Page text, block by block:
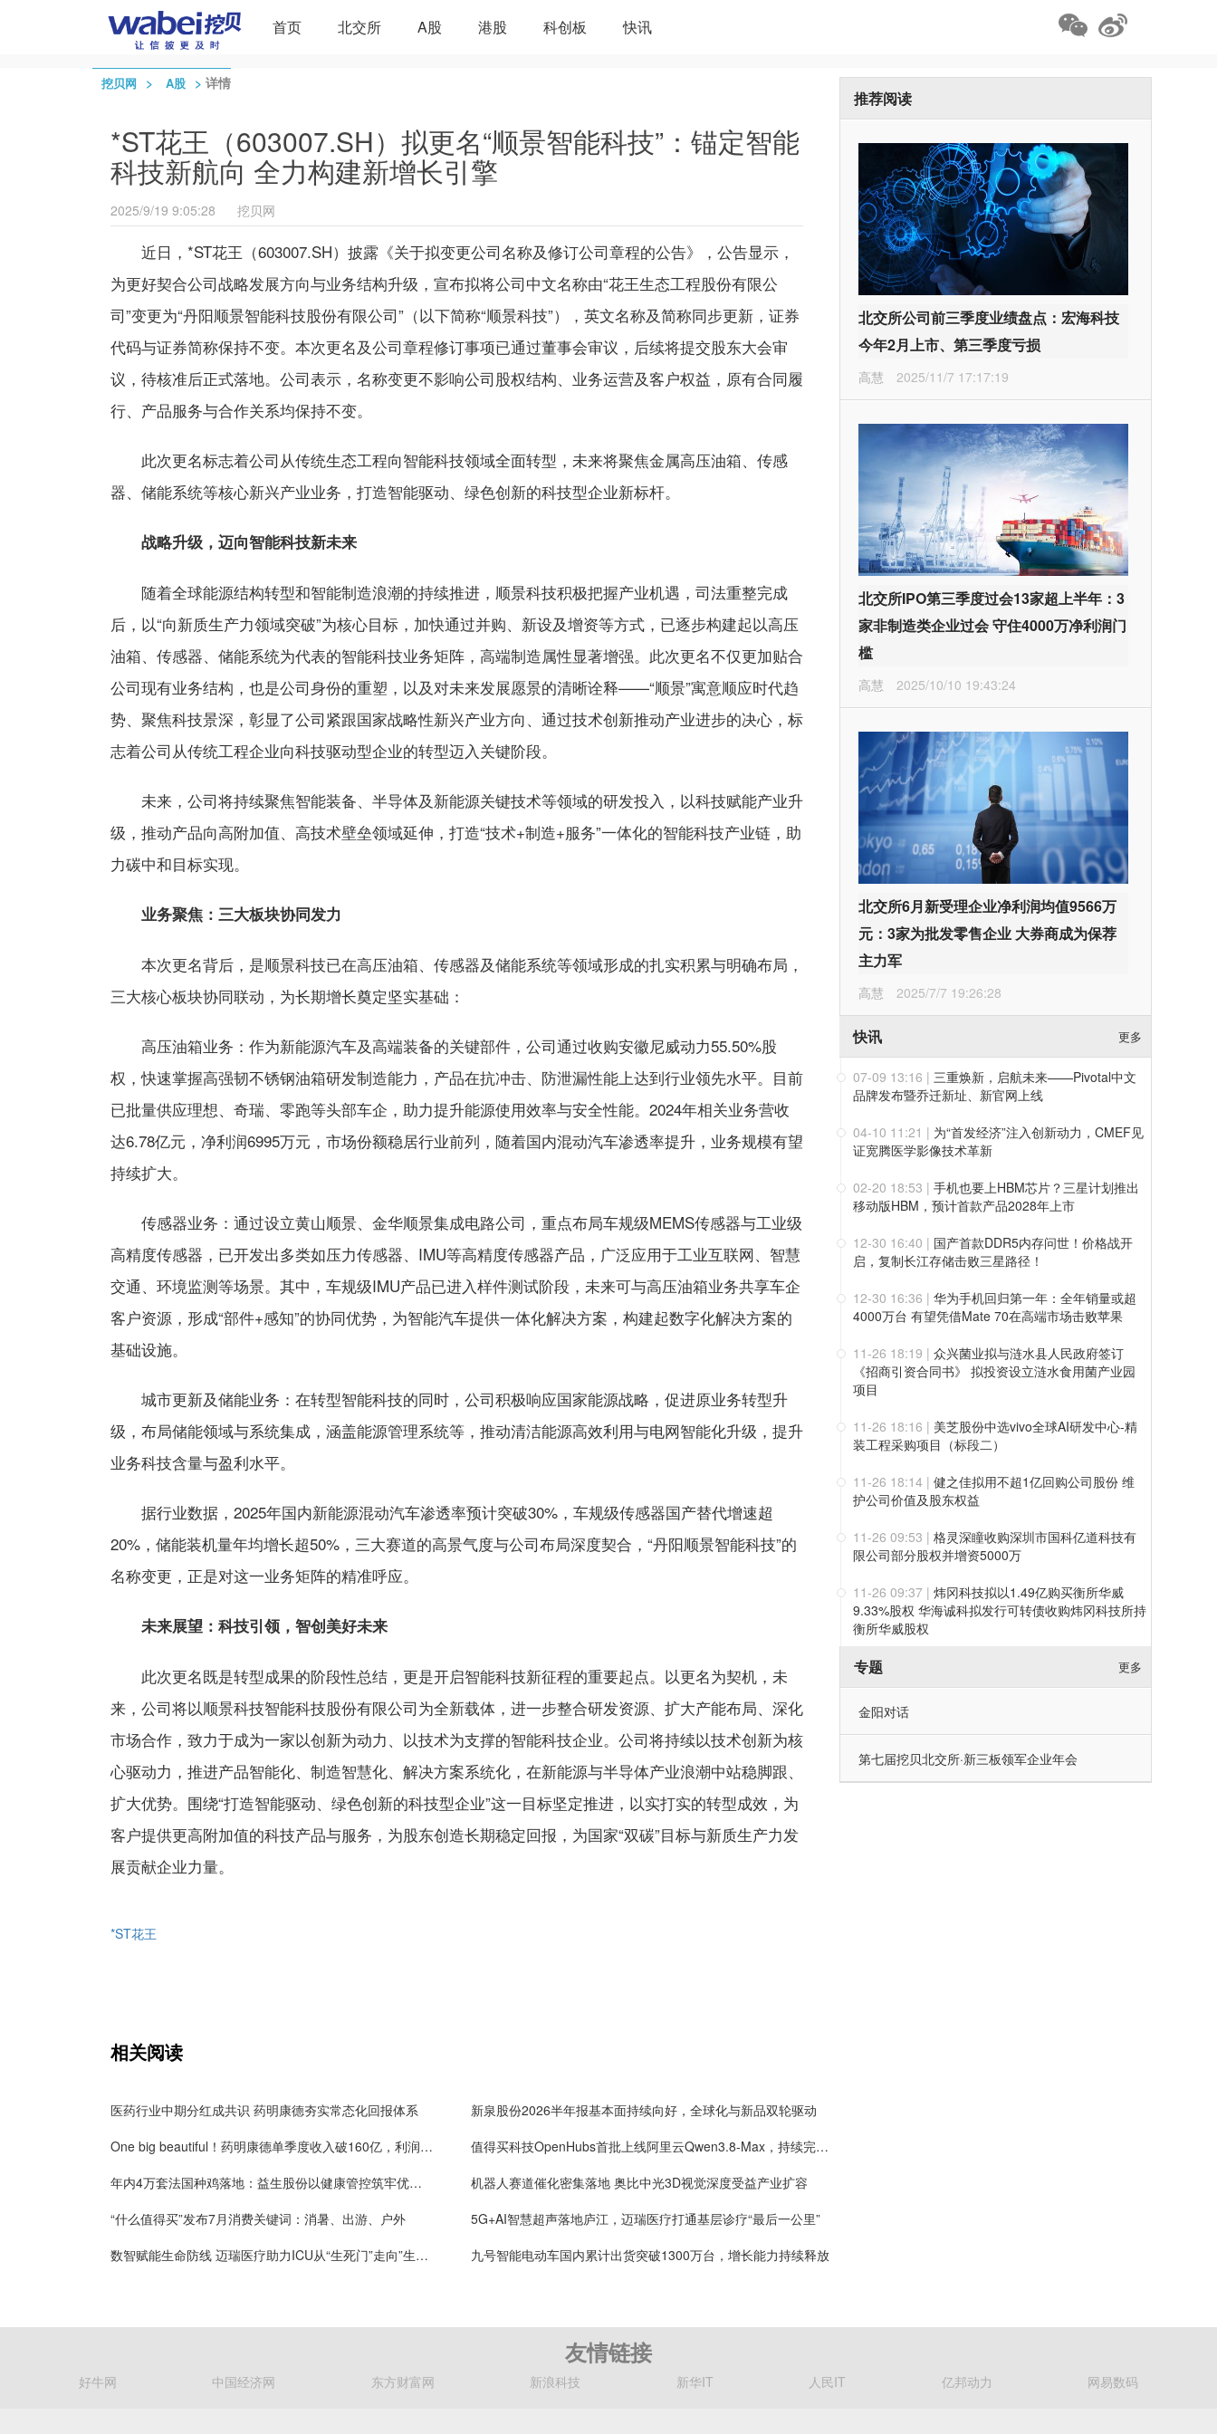
首页 北交所 A股 港股 科创板 快讯
挖贝网 > A股 > 详情
*ST花王（603007.SH）拟更名“顺景智能科技”：锚定智能
科技新航向 全力构建新增长引擎
2025/9/19 9:05:28 挖贝网
近日，*ST花王 （603007.SH）披露《关于拟变更公司名称及修订公司章程的公告》，公告显示，
为更好契合公司战略发展方向与业务结构升级，宣布拟将公司中文名称由“花王生态工程股份有限公
司”变更为“丹阳顺景智能科技股份有限公司”（以下简称“顺景科技”），英文名称及简称同步更新，证券
代码与证券简称保持不变。本次更名及公司章程修订事项已通过董事会审议，后续将提交股东大会审
议，待核准后正式落地。公司表示，名称变更不影响公司股权结构、业务运营及客户权益，原有合同履
行、产品服务与合作关系均保持不变。
此次更名标志着公司从传统生态工程向智能科技领域全面转型，未来将聚焦金属高压油箱、传感
器、储能系统等核心新兴产业业务，打造智能驱动、绿色创新的科技型企业新标杆。
战略升级，迈向智能科技新未来
随着全球能源结构转型和智能制造浪潮的持续推进，顺景科技积极把握产业机遇，司法重整完成
后，以“向新质生产力领域突破”为核心目标，加快通过并购、新设及增资等方式，已逐步构建起以高压
油箱、传感器、储能系统为代表的智能科技业务矩阵，高端制造属性显著增强。此次更名不仅更加贴合
公司现有业务结构，也是公司身份的重塑，以及对未来发展愿景的清晰诠释——“顺景”寓意顺应时代趋
势、聚焦科技景深，彰显了公司紧跟国家战略性新兴产业方向、通过技术创新推动产业进步的决心，标
志着公司从传统工程企业向科技驱动型企业的转型迈入关键阶段。
未来，公司将持续聚焦智能装备、半导体及新能源关键技术等领域的研发投入，以科技赋能产业升
级，推动产品向高附加值、高技术壁垒领域延伸，打造“技术+制造+服务”一体化的智能科技产业链，助
力碳中和目标实现。
业务聚焦：三大板块协同发力
本次更名背后，是顺景科技已在高压油箱、传感器及储能系统等领域形成的扎实积累与明确布局，
三大核心板块协同联动，为长期增长奠定坚实基础：
高压油箱业务：作为新能源汽车及高端装备的关键部件，公司通过收购安徽尼威动力55.50%股
权，快速掌握高强韧不锈钢油箱研发制造能力，产品在抗冲击、防泄漏性能上达到行业领先水平。目前
已批量供应理想、奇瑞、零跑等头部车企，助力提升能源使用效率与安全性能。2024年相关业务营收
达6.78亿元，净利润6995万元，市场份额稳居行业前列，随着国内混动汽车渗透率提升，业务规模有望
持续扩大。
传感器业务：通过设立黄山顺景、金华顺景集成电路公司，重点布局车规级MEMS传感器与工业级
高精度传感器，已开发出多类如压力传感器、IMU等高精度传感器产品，广泛应用于工业互联网、智慧
交通、环境监测等场景。其中，车规级IMU产品已进入样件测试阶段，未来可与高压油箱业务共享车企
客户资源，形成“部件+感知”的协同优势，为智能汽车提供一体化解决方案，构建起数字化解决方案的
基础设施。
城市更新及储能业务：在转型智能科技的同时，公司积极响应国家能源战略，促进原业务转型升
级，布局储能领域与系统集成，涵盖能源管理系统等，推动清洁能源高效利用与电网智能化升级，提升
业务科技含量与盈利水平。
据行业数据，2025年国内新能源混动汽车渗透率预计突破30%，车规级传感器国产替代增速超
20%，储能装机量年均增长超50%，三大赛道的高景气度与公司布局深度契合，“丹阳顺景智能科技”的
名称变更，正是对这一业务矩阵的精准呼应。
未来展望：科技引领，智创美好未来
此次更名既是转型成果的阶段性总结，更是开启智能科技新征程的重要起点。以更名为契机，未
来，公司将以顺景科技智能科技股份有限公司为全新载体，进一步整合研发资源、扩大产能布局、深化
市场合作，致力于成为一家以创新为动力、以技术为支撑的智能科技企业。公司将持续以技术创新为核
心驱动力，推进产品智能化、制造智慧化、解决方案系统化，在新能源与半导体产业浪潮中站稳脚跟、
扩大优势。围绕“打造智能驱动、绿色创新的科技型企业”这一目标坚定推进，以实打实的转型成效，为
客户提供更高附加值的科技产品与服务，为股东创造长期稳定回报，为国家“双碳”目标与新质生产力发
展贡献企业力量。
*ST花王
相关阅读
医药行业中期分红成共识 药明康德夯实常态化回报体系
新泉股份2026半年报基本面持续向好，全球化与新品双轮驱动
One big beautiful！药明康德单季度收入破160亿，利润率首超40%
值得买科技OpenHubs首批上线阿里云Qwen3.8-Max，持续完善企业多模型服务
年内4万套法国种鸡落地：益生股份以健康管控筑牢优质种源竞争壁垒
机器人赛道催化密集落地 奥比中光3D视觉深度受益产业扩容
“什么值得买”发布7月消费关键词：消暑、出游、户外
5G+AI智慧超声落地庐江，迈瑞医疗打通基层诊疗“最后一公里”
数智赋能生命防线 迈瑞医疗助力ICU从“生死门”走向”生命中枢”
九号智能电动车国内累计出货突破1300万台，增长能力持续释放
推荐阅读
北交所公司前三季度业绩盘点：宏海科技
今年2月上市、第三季度亏损
高慧 2025/11/7 17:17:19
北交所IPO第三季度过会13家超上半年：3
家非制造类企业过会 守住4000万净利润门
槛
高慧 2025/10/10 19:43:24
北交所6月新受理企业净利润均值9566万
元：3家为批发零售企业 大券商成为保荐
主力军
高慧 2025/7/7 19:26:28
快讯 更多
07-09 13:16 | 三重焕新，启航未来——Pivotal中文
品牌发布暨乔迁新址、新官网上线
04-10 11:21 | 为“首发经济”注入创新动力，CMEF见
证宽腾医学影像技术革新
02-20 18:53 | 手机也要上HBM芯片？三星计划推出
移动版HBM，预计首款产品2028年上市
12-30 16:40 | 国产首款DDR5内存问世！价格战开
启，复制长江存储击败三星路径！
12-30 16:36 | 华为手机回归第一年：全年销量或超
4000万台 有望凭借Mate 70在高端市场击败苹果
11-26 18:19 | 众兴菌业拟与涟水县人民政府签订
《招商引资合同书》 拟投资设立涟水食用菌产业园
项目
11-26 18:16 | 美芝股份中选vivo全球AI研发中心-精
装工程采购项目（标段二）
11-26 18:14 | 健之佳拟用不超1亿回购公司股份 维
护公司价值及股东权益
11-26 09:53 | 格灵深瞳收购深圳市国科亿道科技有
限公司部分股权并增资5000万
11-26 09:37 | 炜冈科技拟以1.49亿购买衡所华威
9.33%股权 华海诚科拟发行可转债收购炜冈科技所持
衡所华威股权
专题 更多
金阳对话
第七届挖贝北交所·新三板领军企业年会
友情链接
好牛网 中国经济网 东方财富网 新浪科技 新华IT 人民IT 亿邦动力 网易数码